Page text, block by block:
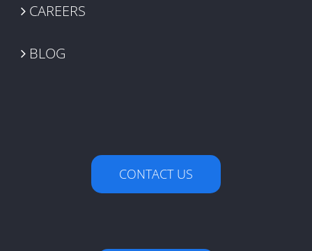
CAREERS
BLOG
CONTACT US